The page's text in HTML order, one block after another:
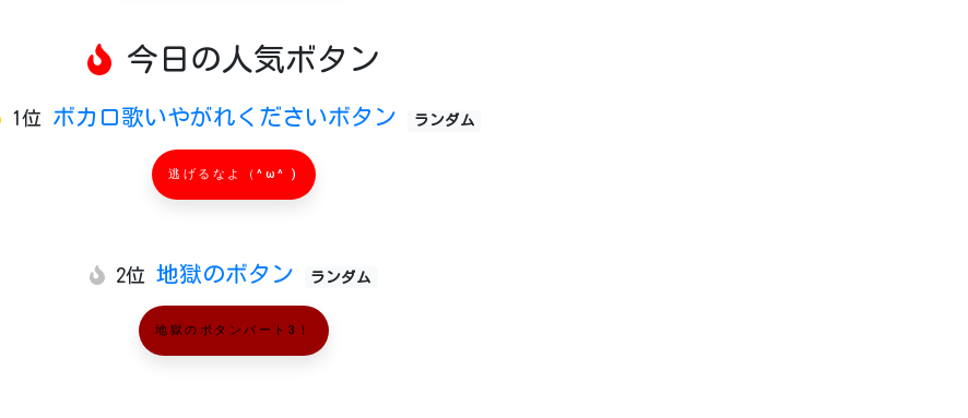
今日の人気ボタン
1位 ボカロ歌いやがれくださいボタン ランダム
逃げるなよ（^ω^ )
2位 地獄のボタン ランダム
地獄のボタンパート3！